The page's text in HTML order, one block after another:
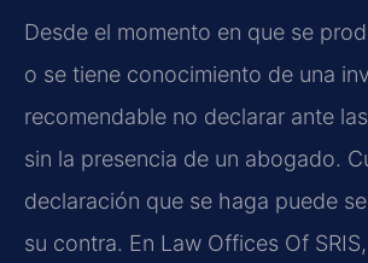
Desde el momento en que se
o se tiene conocimiento de una
recomendable no declarar ante
sin la presencia de un abogado.
declaración que se haga puede
su contra. En Law Offices Of